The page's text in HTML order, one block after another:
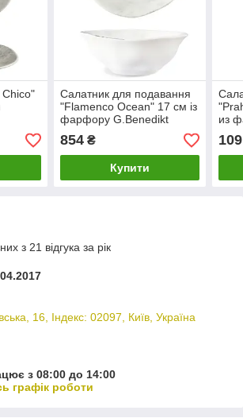
Салатник для подавання
"Flamenco Ocean" 17 см із
фарфору G.Benedikt
854₴
Купити
из
109
з 21 відгука за рік
16, Індекс: 02097, Київ, Україна
з 08:00 до 14:00
графік роботи